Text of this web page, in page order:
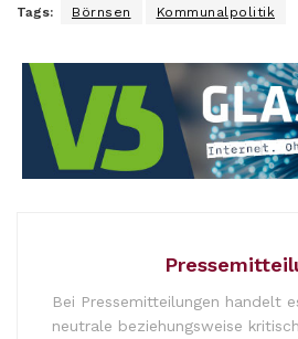
Tags: Börnsen Kommunalpolitik
Bei Pressemitteilungen handelt
neutrale beziehungsweise